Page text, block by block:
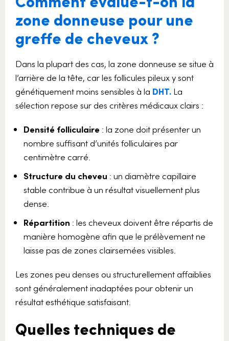
zone donneuse pour une
greffe de cheveux ?
Dans la plupart des cas, la zone donneuse se situe à
l’arrière de la tête, car les follicules pileux y sont
génétiquement moins sensibles à la DHT. La
sélection repose sur des critères médicaux clairs :
Densité folliculaire : la zone doit présenter un
nombre suffisant d’unités folliculaires par
centimètre carré.
Structure du cheveu : un diamètre capillaire
stable contribue à un résultat visuellement plus
dense.
Répartition : les cheveux doivent être répartis de
manière homogène afin que le prélèvement ne
laisse pas de zones clairsemées visibles.
Les zones peu denses ou structurellement affaiblies
sont généralement inadaptées pour obtenir un
résultat esthétique satisfaisant.
Quelles techniques de